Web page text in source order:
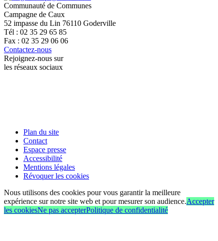
Communauté de Communes
Campagne de Caux
52 impasse du Lin 76110 Goderville
Tél : 02 35 29 65 85
Fax : 02 35 29 06 06
Contactez-nous
Rejoignez-nous sur
les réseaux sociaux
Plan du site
Contact
Espace presse
Accessibilité
Mentions légales
Révoquer les cookies
Nous utilisons des cookies pour vous garantir la meilleure
expérience sur notre site web et pour mesurer son audience.Accepter
les cookiesNe pas accepterPolitique de confidentialité